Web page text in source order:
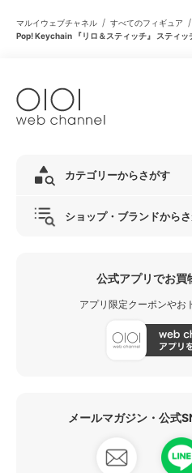
マルイウェブチャネル / すべてのフィギュア /
Pop! Keychain 『リロ＆スティッチ』 スティッ
カテゴリーからさがす
ショップ・ブランドから
公式アプリでお買
アプリ限定クーポンやお
メールマガジン・公式